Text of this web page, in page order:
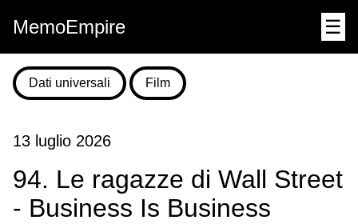
MemoEmpire ☰
Dati universali Film
13 luglio 2026
94. Le ragazze di Wall Street
- Business Is Business